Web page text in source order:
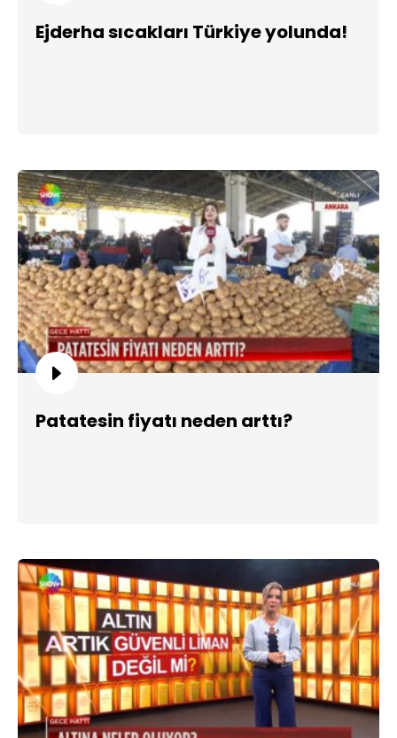
Ejderha sıcakları Türkiye yolunda!
Patatesin fiyatı neden arttı?